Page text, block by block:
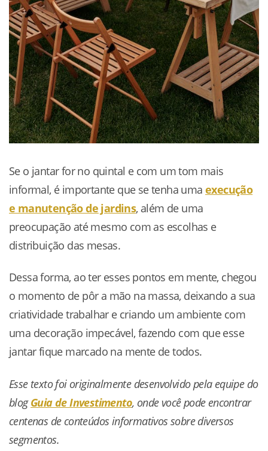
Se o jantar for no quintal e com um tom mais
informal, é importante que se tenha uma execução
e manutenção de jardins, além de uma
preocupação até mesmo com as escolhas e
distribuição das mesas.
Dessa forma, ao ter esses pontos em mente, chegou
o momento de pôr a mão na massa, deixando a sua
criatividade trabalhar e criando um ambiente com
uma decoração impecável, fazendo com que esse
jantar fique marcado na mente de todos.
Esse texto foi originalmente desenvolvido pela equipe do
blogGuia de Investimento, onde você pode encontrar
centenas de conteúdos informativos sobre diversos
segmentos.